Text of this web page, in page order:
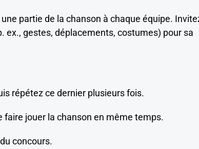
partie de la chanson à chaque équipe.
ex., gestes, déplacements, costumes) pour sa
répétez ce dernier plusieurs fois.
jouer la chanson en même temps.
concours.